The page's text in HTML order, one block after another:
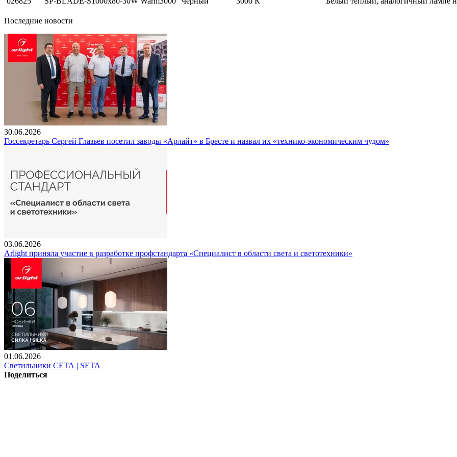
Последние новости
30.06.2026
Госсекретарь Сергей Глазьев посетил заводы «Арлайт» в Бресте и назвал их «технико-экономическим чудом»
03.06.2026
Arlight приняла участие в разработке профстандарта «Специалист в области света и светотехники»
01.06.2026
Светильники СЕТА | SETA
Поделиться